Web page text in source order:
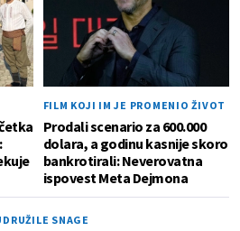
FILM KOJI IM JE PROMENIO ŽIVOT
Prodali scenario za 600.000
dolara, a godinu kasnije skoro
bankrotirali: Neverovatna
ispovest Meta Dejmona
SNAGE